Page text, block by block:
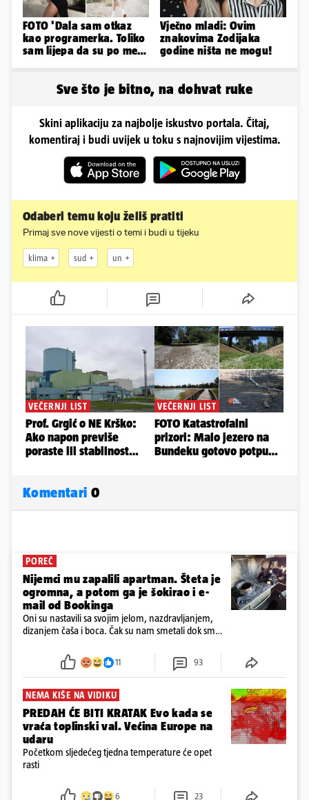
FOTO 'Dala sam otkaz
kao programerka. Toliko
sam lijepa da su po meni
Vječno mladi: Ovim
znakovima Zodijaka
godine ništa ne mogu!
Sve što je bitno, na dohvat ruke
Skini aplikaciju za najbolje iskustvo portala. Čitaj,
komentiraj i budi uvijek u toku s najnovijim vijestima.
Odaberi temu koju želiš pratiti
Primaj sve nove vijesti o temi i budi u tijeku
klima sud un
Komentari 0
POREČ
Nijemci mu zapalili apartman. Šteta je
ogromna, a potom ga je šokirao i e-
mail od Bookinga
Oni su nastavili sa svojim jelom, nazdravljanjem,
dizanjem čaša i boca. Čak su nam smetali dok smo
požar, rekao je vlasnik
11 93
NEMA KIŠE NA VIDIKU
PREDAH ĆE BITI KRATAK Evo kada se
vraća toplinski val. Većina Europe na
udaru
Početkom sljedećeg tjedna temperature će opet
rasti
6 23